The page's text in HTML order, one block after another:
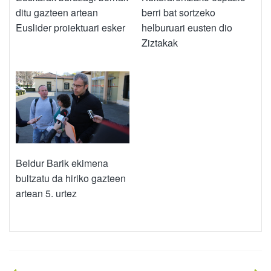
ditu gazteen artean
Euslider proiektuari esker
berri bat sortzeko
helburuari eusten dio
Ziztakak
Beldur Barik ekimena
bultzatu da hiriko gazteen
artean 5. urtez